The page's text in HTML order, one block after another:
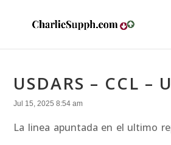
USDARS – CCL –
Jul 15, 2025 8:54 am
La linea apuntada en el ultimo